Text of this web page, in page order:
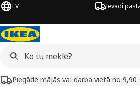
LV Ievadi
Piegāde mājās vai darba vietā no 9,90